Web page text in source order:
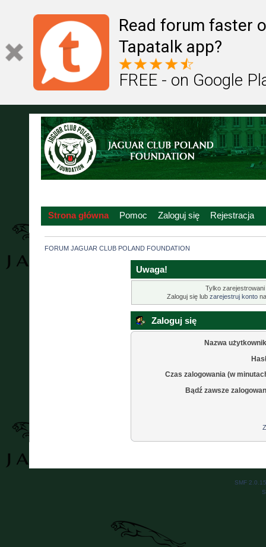
Read forum faster
Tapatalk app?
FREE - on Google
Strona główna Pomoc Zaloguj się Rejestracja
FORUM JAGUAR CLUB POLAND FOUNDATION
Uwaga!
Tylko
Zaloguj się lub zarejestruj kontona
Zaloguj się
Nazwa
Czas zalogowania (w
Bądź zawsze
SMF 2.0.15